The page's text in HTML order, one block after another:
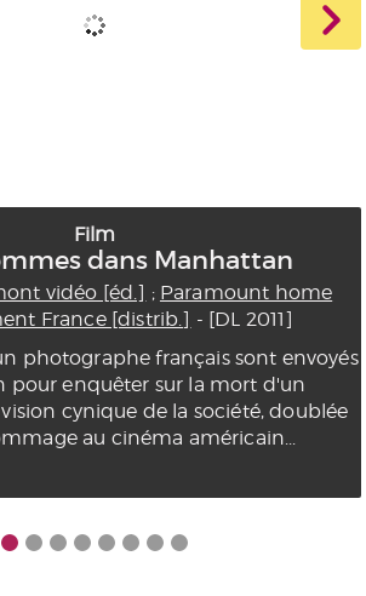
Film
dans Manhattan
vidéo [éd.] ; Paramount home
France [distrib.] - [DL 2011]
photographe français sont envoyés
pour enquêter sur la mort d'un
cynique de la société, doublée
au cinéma américain...